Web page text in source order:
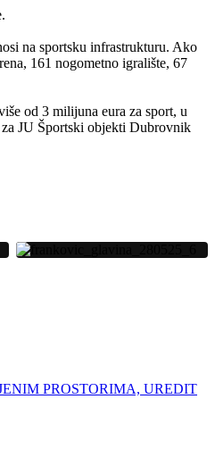
na sportsku infrastrukturu. Ako
161 nogometno igralište, 67
od 3 milijuna eura za sport, u
za JU Športski objekti Dubrovnik
PROSTORIMA, UREDIT